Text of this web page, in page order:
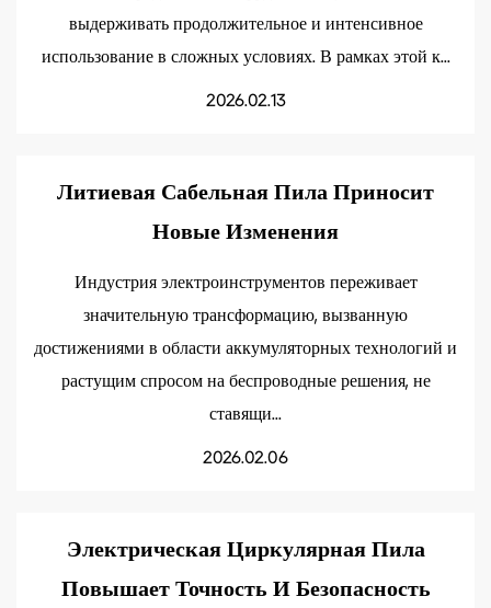
выдерживать продолжительное и интенсивное
использование в сложных условиях. В рамках этой к...
2026.02.13
Литиевая Сабельная Пила Приносит
Новые Изменения
Индустрия электроинструментов переживает
значительную трансформацию, вызванную
достижениями в области аккумуляторных технологий и
растущим спросом на беспроводные решения, не
ставящи...
2026.02.06
Электрическая Циркулярная Пила
Повышает Точность И Безопасность